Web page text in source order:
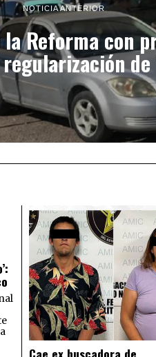
NOTICIA ANTERIOR
la Reforma con
de
Cae ex buscadora de